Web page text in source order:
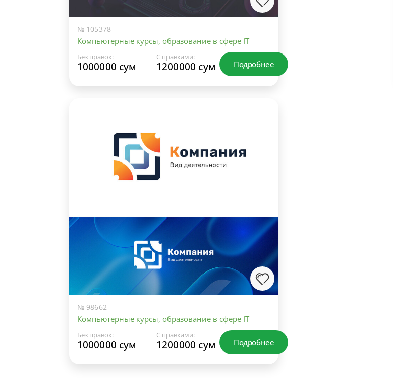
№ 105378
Компьютерные курсы, образование в сфере IT
Без правок:
1000000 сум
С правками:
1200000 сум Подробнее
№ 98662
Компьютерные курсы, образование в сфере IT
Без правок:
1000000 сум
С правками:
1200000 сум Подробнее